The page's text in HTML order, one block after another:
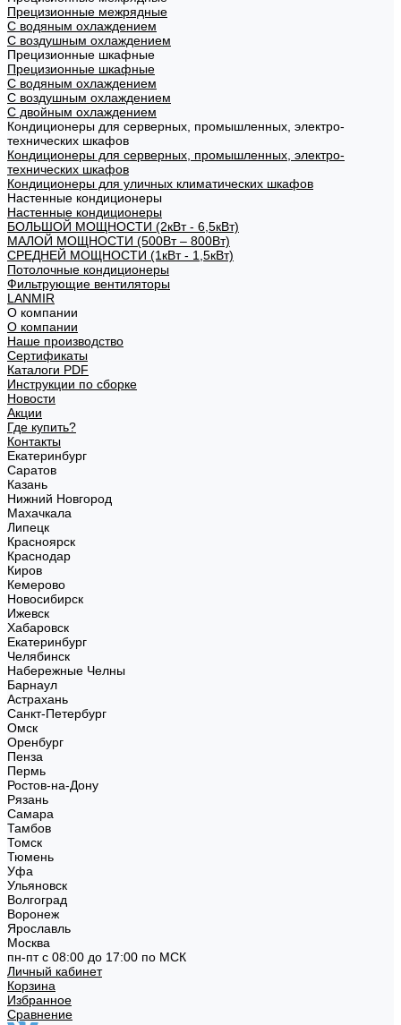
Прецизионные межрядные
С водяным охлаждением
С воздушным охлаждением
Прецизионные шкафные
Прецизионные шкафные
С водяным охлаждением
С воздушным охлаждением
С двойным охлаждением
Кондиционеры для серверных, промышленных, электро-
технических шкафов
Кондиционеры для серверных, промышленных, электро-
технических шкафов
Кондиционеры для уличных климатических шкафов
Настенные кондиционеры
Настенные кондиционеры
БОЛЬШОЙ МОЩНОСТИ (2кВт - 6,5кВт)
МАЛОЙ МОЩНОСТИ (500Вт – 800Вт)
СРЕДНЕЙ МОЩНОСТИ (1кВт - 1,5кВт)
Потолочные кондиционеры
Фильтрующие вентиляторы
LANMIR
О компании
О компании
Наше производство
Сертификаты
Каталоги PDF
Инструкции по сборке
Новости
Акции
Где купить?
Контакты
Екатеринбург
Саратов
Казань
Нижний Новгород
Махачкала
Липецк
Красноярск
Краснодар
Киров
Кемерово
Новосибирск
Ижевск
Хабаровск
Екатеринбург
Челябинск
Набережные Челны
Барнаул
Астрахань
Санкт-Петербург
Омск
Оренбург
Пенза
Пермь
Ростов-на-Дону
Рязань
Самара
Тамбов
Томск
Тюмень
Уфа
Ульяновск
Волгоград
Воронеж
Ярославль
Москва
пн-пт с 08:00 до 17:00 по МСК
Личный кабинет
Корзина
Избранное
Сравнение